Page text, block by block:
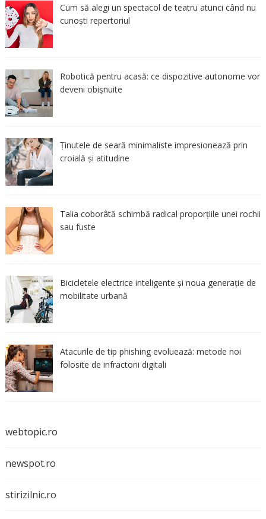
Cum să alegi un spectacol de teatru atunci când nu
cunoști repertoriul
Robotică pentru acasă: ce dispozitive autonome vor
deveni obișnuite
Ținutele de seară minimaliste impresionează prin
croială și atitudine
Talia coborâtă schimbă radical proporțiile unei rochii
sau fuste
Bicicletele electrice inteligente și noua generație de
mobilitate urbană
Atacurile de tip phishing evoluează: metode noi
folosite de infractorii digitali
webtopic.ro
newspot.ro
stirizilnic.ro